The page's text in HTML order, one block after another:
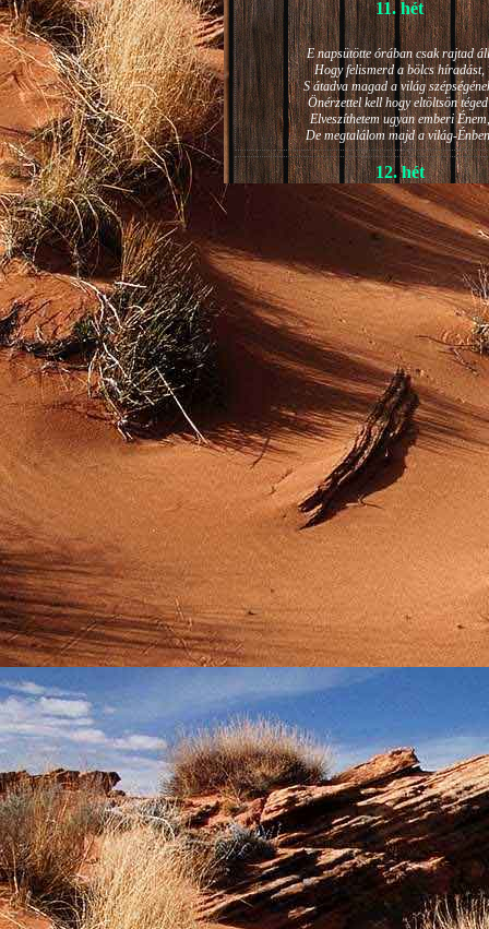
11. hét
E napsütötte órában csak rajtad
Hogy felismerd a bölcs híradást,
S átadva magad a világ
Önérzettel kell hogy eltöltsön
Elveszíthetem ugyan emberi Énem,
De megtalálom majd a világ-
12. hét
JÁNOS-NAPI HANGULAT
A világ szépséges ragyogása -
Lelkem mélyéről - arra kényszerít,
Késztessem kozmikus
Életem isteni képességeit:
Hogy saját lényemet elhagyjam,
S bizakodva keressem önmagam
A kozmikus hő- és fényáradatban.
13. hét
És szárnyalván érzéki
Lelkem mélységeiben is fellobban,
S az isteni igazság szava szól
A szellem tüzének világából:
Szellemi alapjaidhoz eljutva ismerd
Hogy rokonságban állsz a
14. hét
Átadva magam az érzékek
Elveszítettem azt, ami saját lényem
S már úgy tűnt, hogy a gondolkodás
Kábulttá vált Énemet is magával
De ébresztőleg hatva rám az érzéki
A kozmikus gondolkodás is egyre
Mint akit elvarázsoltak, megérzem
A szellem működését a kozmikus
Mely az érzéketlenségbe
Burkolta saját lényem,
Hogy olyan erőt adjon nekem,
Mely önmagától adódni képtelen:
Saját behatárolt Énem.
16. hét